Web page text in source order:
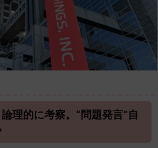
理的に考察。“問題発言”自